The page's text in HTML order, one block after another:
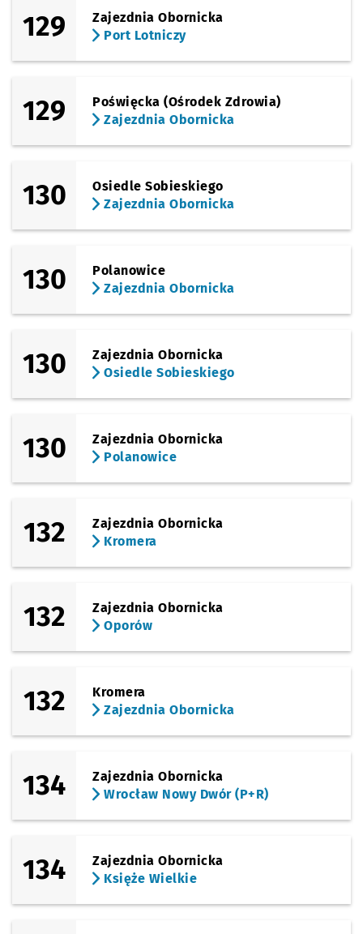
129
Zajezdnia Obornicka
Port Lotniczy
129
Poświęcka (Ośrodek Zdrowia)
Zajezdnia Obornicka
130
Osiedle Sobieskiego
Zajezdnia Obornicka
130
Polanowice
Zajezdnia Obornicka
130
Zajezdnia Obornicka
Osiedle Sobieskiego
130
Zajezdnia Obornicka
Polanowice
132
Zajezdnia Obornicka
Kromera
132
Zajezdnia Obornicka
Oporów
132
Kromera
Zajezdnia Obornicka
134
Zajezdnia Obornicka
Wrocław Nowy Dwór (P+R)
134
Zajezdnia Obornicka
Księże Wielkie